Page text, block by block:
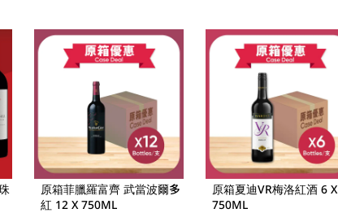
原箱菲臘羅富齊 武當波爾多
紅 12 X 750ML
原箱夏迪VR梅洛紅酒 6 X
750ML